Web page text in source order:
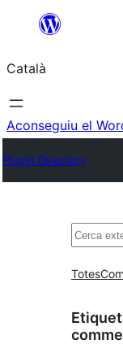
contingut
Català
Aconseguiu el
Plugin Directory
Cerca
Totes